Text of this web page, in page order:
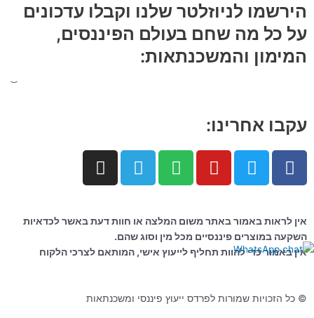
הירשמו לניוזלטר שלנו וקבלו עדכונים
על כל מה שחם בעולם הפיננסים,
המימון והמשכנתאות:
עקבו אחרינו:
F
a
b
o
T
w
t
e
Y
o
u
b
S
p
i
f
T
e
g
r
a
I
n
a
g
m
אין לראות באמור באתר משום המלצה או חוות דעת באשר לכדאיות
השקעה במוצרים פיננסיים מכל מין וסוג שהם.
אין באמור כדי להוות תחליף לייעוץ אישי, המותאם לצרכי הלקוח
© כל הזכויות שמורות לפרדס ייעוץ פיננסי ומשכנתאות